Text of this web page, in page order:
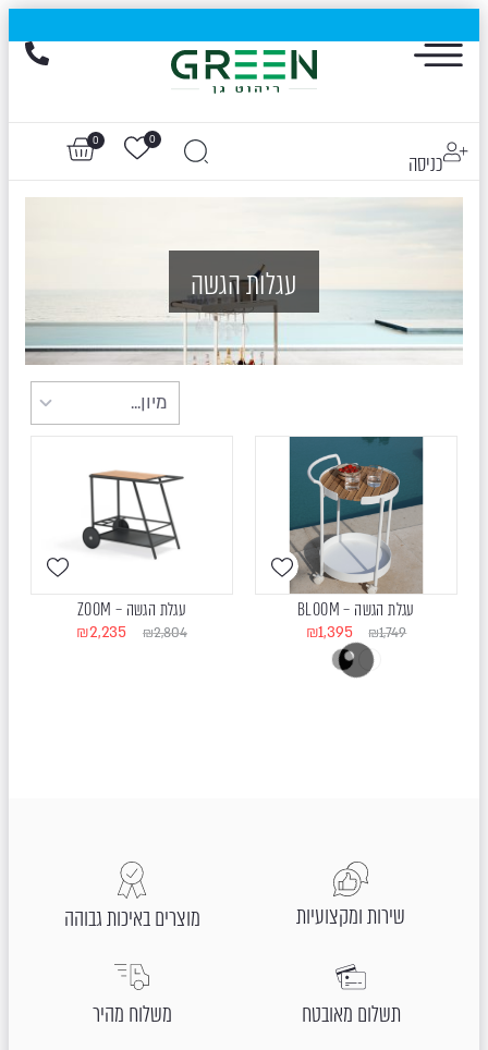
הייגולד- המותג שכבש את עולם החוץ, עכשיו בהנחות של עד 50%
כניסה
0
0
עגלות הגשה
עגלת הגשה – BLOOM
₪1,749
₪1,395
עגלת הגשה – ZOOM
₪2,804
₪2,235
שירות ומקצועיות מוצרים באיכות גבוהה
תשלום מאובטח משלוח מהיר